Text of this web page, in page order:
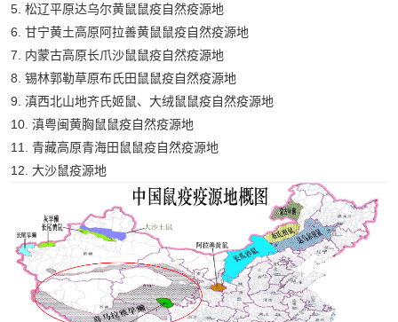
5. 松辽平原达乌尔黄鼠鼠疫自然疫源地
6. 甘宁黄土高原阿拉善黄鼠鼠疫自然疫源地
7. 内蒙古高原长爪沙鼠鼠疫自然疫源地
8. 锡林郭勒草原布氏田鼠鼠疫自然疫源地
9. 滇西北山地齐氏姬鼠、大绒鼠鼠疫自然疫源地
10. 滇粤闽黄胸鼠鼠疫自然疫源地
11. 青藏高原青海田鼠鼠疫自然疫源地
12. 大沙鼠疫源地